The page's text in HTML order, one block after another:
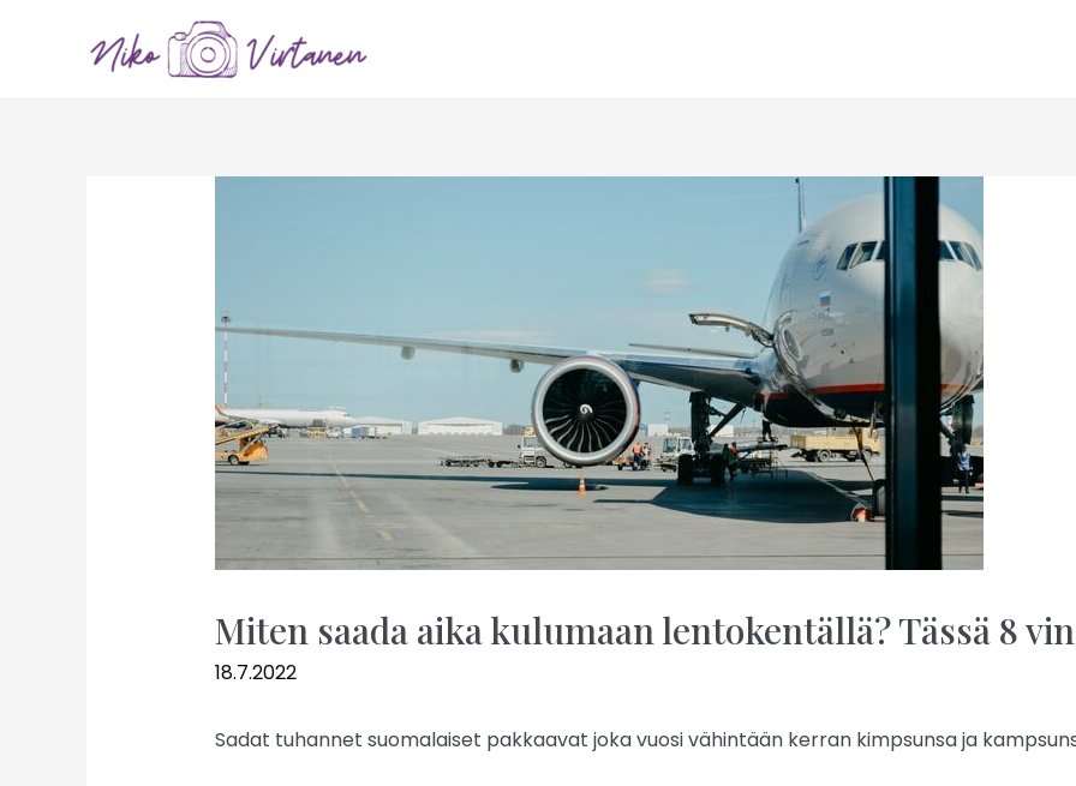
Miten saada aika kulumaan lentokentällä? Tässä 8
18.7.2022
Sadat tuhannet suomalaiset pakkaavat joka vuosi vähintään kerran kimpsunsa ja